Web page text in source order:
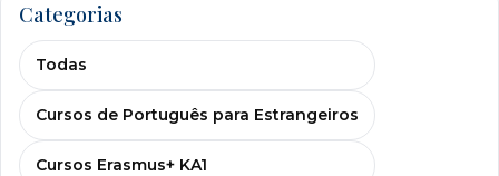
Categorias
Todas
Cursos de Português para Estrangeiros
Cursos Erasmus+ KA1